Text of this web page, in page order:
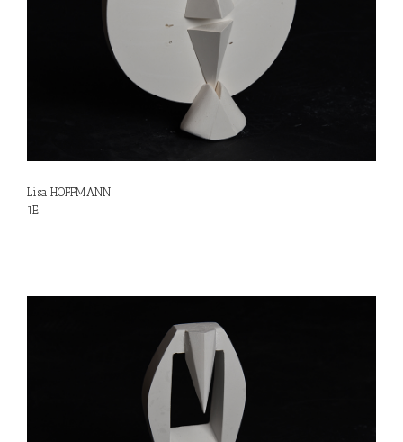
Lisa HOFFMANN
1E